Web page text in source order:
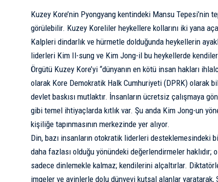
Kuzey Kore’nin Pyongyang kentindeki Mansu Tepesi’nin
görülebilir. Kuzey Koreliler heykellere kollarını iki yana
Kalpleri dindarlık ve hürmetle dolduğunda heykellerin
liderleri Kim Il-sung ve Kim Jong-il bu heykellerde
Örgütü Kuzey Kore’yi “dünyanın en kötü insan hakları
olarak Kore Demokratik Halk Cumhuriyeti (DPRK) olarak
devlet baskısı mutlaktır. İnsanların ücretsiz çalışmaya
gibi temel ihtiyaçlarda kıtlık var. Şu anda Kim Jong-un
kişiliğe tapınmasının merkezinde yer alıyor.
Din, bazı insanların otokratik liderleri desteklemesindeki
daha fazlası olduğu yönündeki değerlendirmeler
sadece dinlemekle kalmaz; kendilerini alçaltırlar.
imgeler ve ayinlerle dolu dünyevi kutsal alanlar yaratarak,